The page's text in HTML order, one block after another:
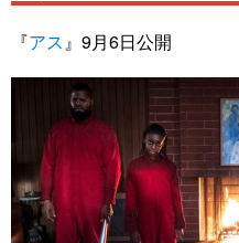
『アス』9月6日公開